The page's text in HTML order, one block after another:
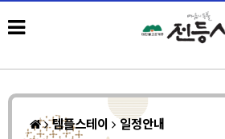
템플스테이 일정안내